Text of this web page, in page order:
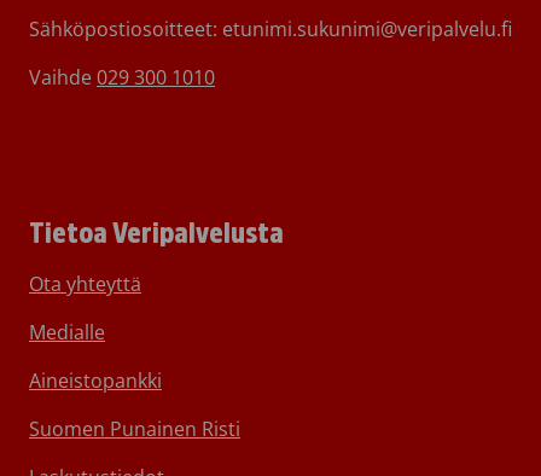
Sähköpostiosoitteet: etunimi.sukunimi@veripalvelu.fi
Vaihde 029 300 1010
Tietoa Veripalvelusta
Ota yhteyttä
Medialle
Aineistopankki
Suomen Punainen Risti